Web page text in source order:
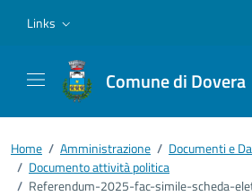
Links
Comune di Dovera
Home / Amministrazione / Documenti e
/ Documento attività politica
/ Referendum-2025-fac-simile-scheda-